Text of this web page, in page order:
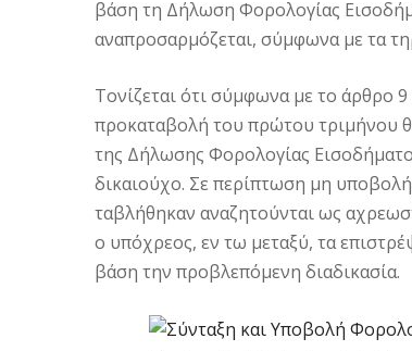
βάση τη Δήλωση Φορολογίας
αναπροσαρμόζεται, σύμφωνα με τα
Τονίζεται ότι σύμφωνα με το άρθρο
προκαταβολή του πρώτου τριμήνου
της Δήλωσης Φορολογίας
δικαιούχο. Σε περίπτωση μη
ταβλήθηκαν αναζητούνται ως
ο υπόχρεος, εν τω μεταξύ, τα
βάση την προβλεπόμενη δια­δικασία.